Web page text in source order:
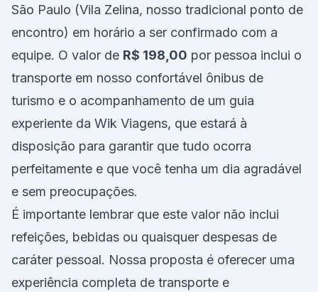
São Paulo (Vila Zelina, nosso tradicional ponto de
encontro) em horário a ser confirmado com a
equipe. O valor de R$ 198,00 por pessoa inclui o
transporte em nosso confortável ônibus de
turismo e o acompanhamento de um guia
experiente da Wik Viagens, que estará à
disposição para garantir que tudo ocorra
perfeitamente e que você tenha um dia agradável
e sem preocupações.
É importante lembrar que este valor não inclui
refeições, bebidas ou quaisquer despesas de
caráter pessoal. Nossa proposta é oferecer uma
experiência completa de transporte e